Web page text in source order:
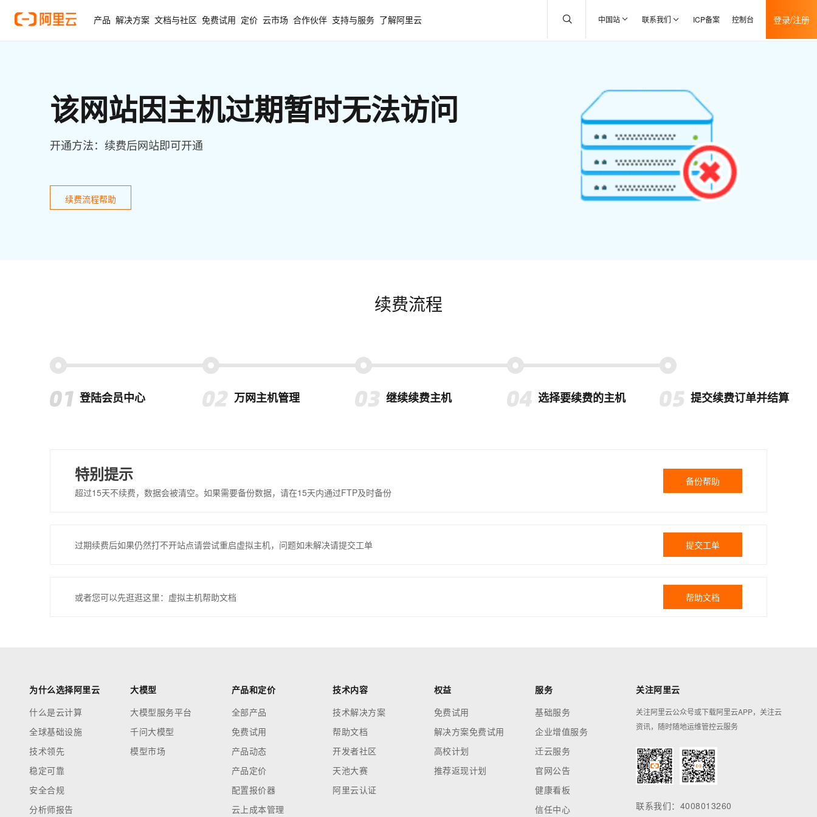
产品 解决方案 文档与社区 免费试用 定价 云市场 合作伙伴 支持与服务 了解阿里云 中国站 联系我们 ICP备案 控制台 登录/注册
该网站因主机过期暂时无法访问
开通方法：续费后网站即可开通
续费流程帮助
续费流程
登陆会员中心 万网主机管理 继续续费主机 选择要续费的主机 提交续费订单并结算
特别提示
超过15天不续费，数据会被清空。如果需要备份数据，请在15天内通过FTP及时备份
备份帮助
过期续费后如果仍然打不开站点请尝试重启虚拟主机，问题如未解决请提交工单 提交工单
或者您可以先逛逛这里：虚拟主机帮助文档 帮助文档